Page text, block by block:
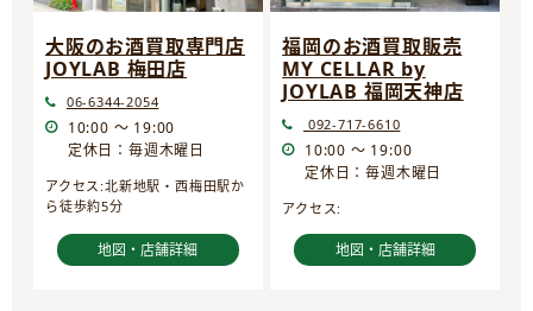
大阪のお酒買取専門店
JOYLAB 梅田店
06-6344-2054
10:00 ～ 19:00
定休日：毎週木曜日
アクセス:北新地駅・西梅田駅か
ら徒歩約5分
地図・店舗詳細
福岡のお酒買取販売
MY CELLAR by
JOYLAB 福岡天神店
092-717-6610
10:00 ～ 19:00
定休日：毎週木曜日
アクセス:
地図・店舗詳細